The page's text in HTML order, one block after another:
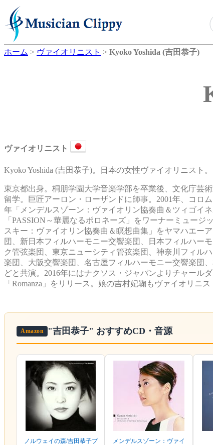
ホーム > ヴァイオリニスト > Kyoko Yoshida (吉田恭子)
ヴァイオリニスト
Kyoko Yoshida (吉田恭子)。日本の女性ヴァイオリニスト。
東京都出身。桐朋学園大学音楽学部を卒業後、文化庁芸
留学。巨匠アーロン・ローザンドに師事。2001年、コロ
年「メンデルスゾーン：ヴァイオリン協奏曲＆ツィゴイ
「PASSION～華麗なるポロネーズ」をワーナーミュー
スキー：ヴァイオリン協奏曲＆瞑想曲集」をヤマハエー
団、新日本フィルハーモニー交響楽団、日本フィルハー
ク管弦楽団、東京ニューシティ管弦楽団、神奈川フィル
楽団、大阪交響楽団、名古屋フィルハーモニー交響楽団
どと共演。2016年にはナクソス・ジャパンよりチャール
「Romanza」をリリース。娘の吉村妃鞠もヴァイオリニ
Amazon "吉田恭子" おすすめCD・音源
ノルウェイの森/吉田恭子プ
メンデルスゾーン：ヴァイ